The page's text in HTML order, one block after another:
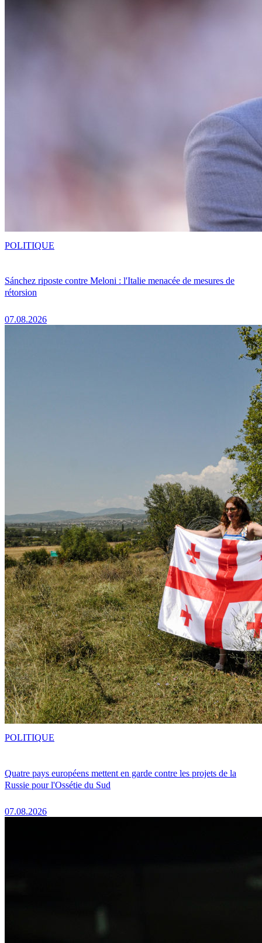
Sánchez riposte contre Meloni : l'Italie menacée de mesures de
rétorsion
07.08.2026
POLITIQUE
Quatre pays européens mettent en garde contre les projets de la
Russie pour l'Ossétie du Sud
07.08.2026
POLITIQUE